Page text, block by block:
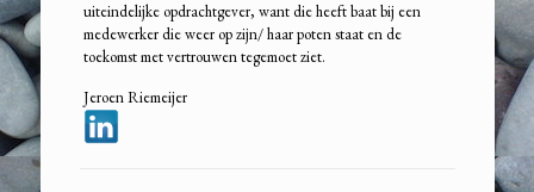
uiteindelijke opdrachtgever, want die heeft baat bij een
medewerker die weer op zijn/ haar poten staat en de
toekomst met vertrouwen tegemoet ziet.
Jeroen Riemeijer